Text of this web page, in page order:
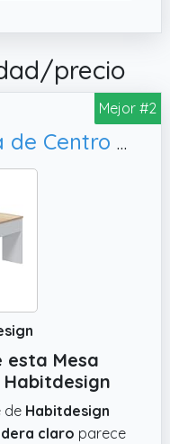
precio
Mejor #2
Habitdesign – Mesa de Centro Elevable Moderna, 100x50x45-56 cm – Modelo LC
Mesa
de Habitdesign
claro parece